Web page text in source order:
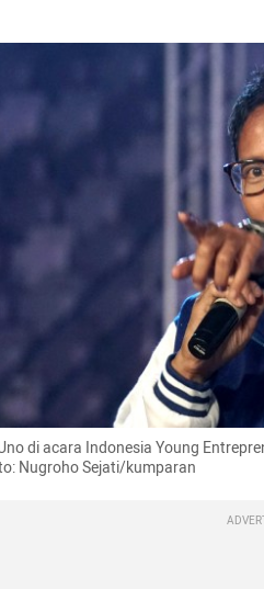
di acara Indonesia Young
Nugroho Sejati/kumparan